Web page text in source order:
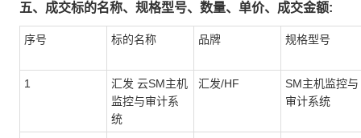
五、成交标的名称、规格型号、数量、单价、成交金额:
序号 标的名称 品牌 规格型号
1
汇发 云SM主机
监控与审计系
统
汇发/HF
SM主机监控与
审计系统